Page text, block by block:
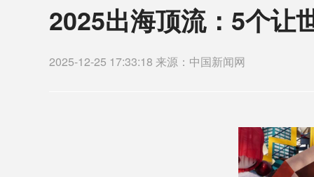
2025出海顶流：5个让
2025-12-25 17:33:18 来源：中国新闻网